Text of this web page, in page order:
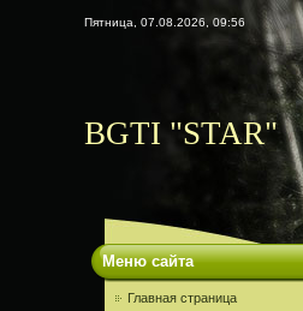
Пятница, 07.08.2026, 09:56
BGTI "STAR"
Меню сайта
Главная страница